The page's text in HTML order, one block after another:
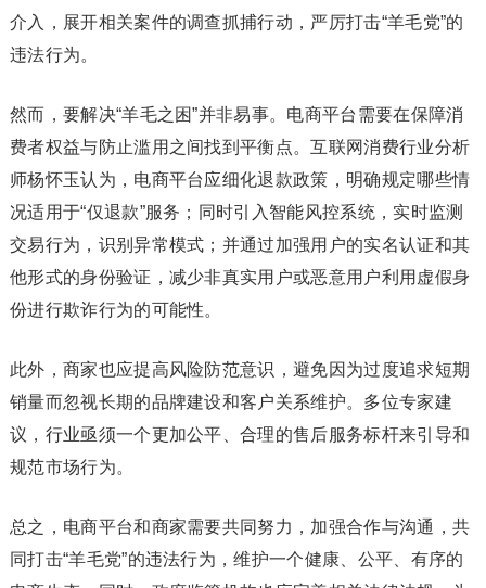
介入，展开相关案件的调查抓捕行动，严厉打击“羊毛党”的
违法行为。
然而，要解决“羊毛之困”并非易事。电商平台需要在保障消
费者权益与防止滥用之间找到平衡点。互联网消费行业分析
师杨怀玉认为，电商平台应细化退款政策，明确规定哪些情
况适用于“仅退款”服务；同时引入智能风控系统，实时监测
交易行为，识别异常模式；并通过加强用户的实名认证和其
他形式的身份验证，减少非真实用户或恶意用户利用虚假身
份进行欺诈行为的可能性。
此外，商家也应提高风险防范意识，避免因为过度追求短期
销量而忽视长期的品牌建设和客户关系维护。多位专家建
议，行业亟须一个更加公平、合理的售后服务标杆来引导和
规范市场行为。
总之，电商平台和商家需要共同努力，加强合作与沟通，共
同打击“羊毛党”的违法行为，维护一个健康、公平、有序的